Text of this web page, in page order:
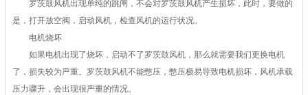
罗茨鼓风机出现单纯的跳闸，不会对罗茨鼓风机产生损坏，此时，要做的
是，打开放空阀，启动风机，检查风机的运行状况。
电机烧坏
如果电机出现了烧坏，启动不了罗茨鼓风机，那么就需要我们更换电机
了，损失较为严重。罗茨鼓风机不能憋压，憋压极易导致电机损坏，风机承载
压力骤升，会出现很严重的情况。